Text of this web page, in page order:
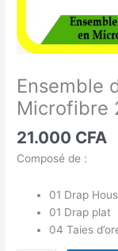
Ensemble
Microfibre
21.000 CFA
Composé de :
01 Drap
01 Drap plat
04 Taies